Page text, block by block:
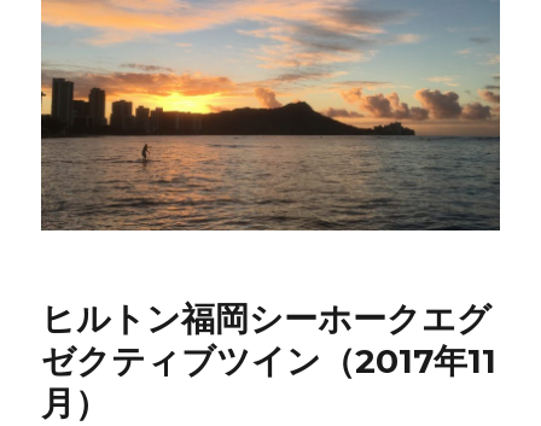
ヒルトン福岡シーホークエグ
ゼクティブツイン（2017年11
月）